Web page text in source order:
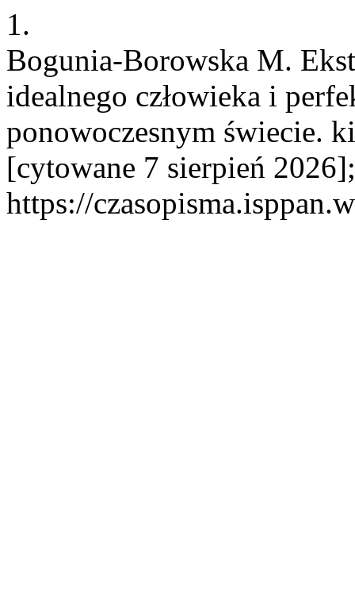
1.
Bogunia-Borowska M.
idealnego człowieka i
ponowoczesnym świecie.
[cytowane 7 sierpień
https://